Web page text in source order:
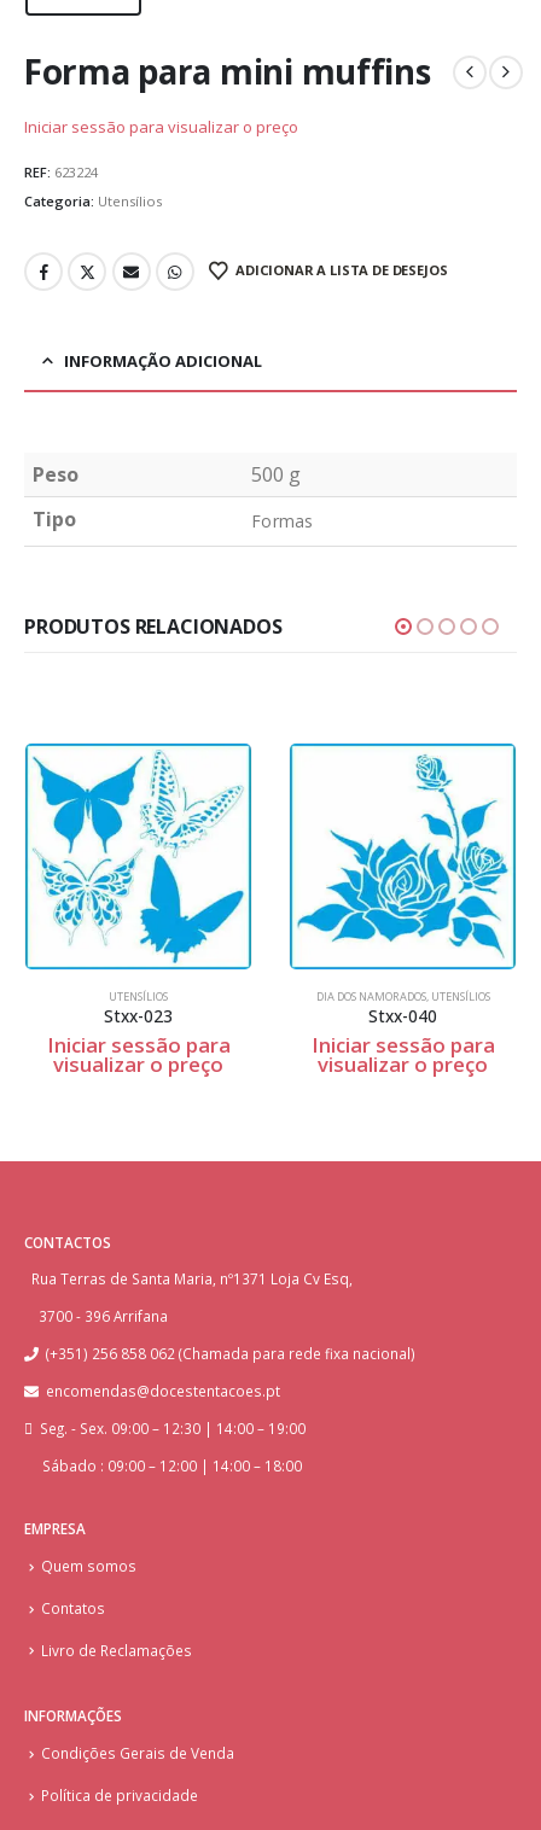
Forma para mini muffins
Iniciar sessão para visualizar o preço
REF: 623224
Categoria: Utensílios
ADICIONAR A LISTA DE DESEJOS
INFORMAÇÃO ADICIONAL
Peso
500 g
Tipo
Formas
PRODUTOS RELACIONADOS
UTENSÍLIOS
Stxx-023
Iniciar sessão para
visualizar o preço
DIA DOS NAMORADOS, UTENSÍLIOS
Stxx-040
Iniciar sessão para
visualizar o preço
CONTACTOS
Rua Terras de Santa Maria, nº1371 Loja Cv Esq,
3700 - 396 Arrifana
(+351) 256 858 062 (Chamada para rede fixa nacional)
encomendas@docestentacoes.pt
Seg. - Sex. 09:00 – 12:30 | 14:00 – 19:00
Sábado : 09:00 – 12:00 | 14:00 – 18:00
EMPRESA
Quem somos
Contatos
Livro de Reclamações
INFORMAÇÕES
Condições Gerais de Venda
Política de privacidade